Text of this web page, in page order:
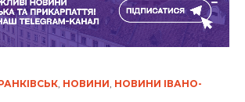
, НОВИНИ, НОВИНИ ІВАНО-